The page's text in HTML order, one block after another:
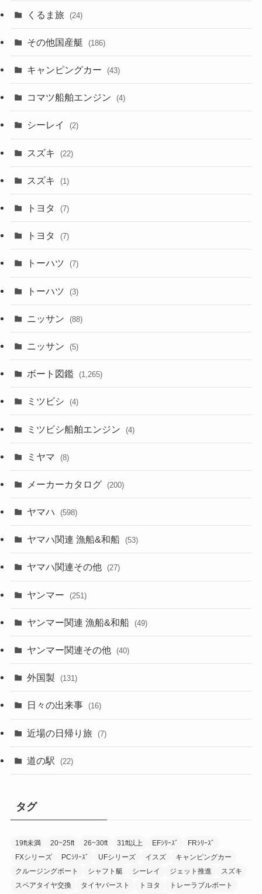
くるま旅 (24)
その他国産艇 (186)
キャンピングカー (43)
コマツ船舶エンジン (4)
シーレイ (2)
スズキ (22)
スズキ (1)
トヨタ (7)
トヨタ (7)
トーハツ (7)
トーハツ (3)
ニッサン (88)
ニッサン (5)
ボート図鑑 (1,265)
ミツビシ (4)
ミツビシ船舶エンジン (4)
ミヤマ (8)
メーカーカタログ (200)
ヤマハ (598)
ヤマハ関連 漁船&和船 (53)
ヤマハ関連その他 (27)
ヤンマー (251)
ヤンマー関連 漁船&和船 (49)
ヤンマー関連その他 (40)
外国製 (131)
日々の出来事 (16)
近場の日帰り旅 (7)
道の駅 (22)
タグ
19ft未満 20~25ft 26~30ft 31ft以上 EFｼﾘｰｽﾞ
FRｼﾘｰｽﾞ
FXシリーズ
PCｼﾘｰｽﾞ UFシリーズ イスズ
キャンピングカー
クルージングボート
シャフト艇 シーレイ ジェット推進
スズキ
スペアタイヤ交換
タイヤバースト トヨタ
トレーラブルボート